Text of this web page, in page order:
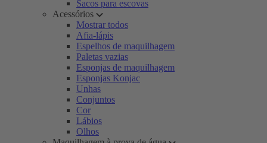
Sacos para escovas
Acessórios
Mostrar todos
Afia-lápis
Espelhos de maquilhagem
Paletas vazias
Esponjas de maquilhagem
Esponjas Konjac
Unhas
Conjuntos
Cor
Lábios
Olhos